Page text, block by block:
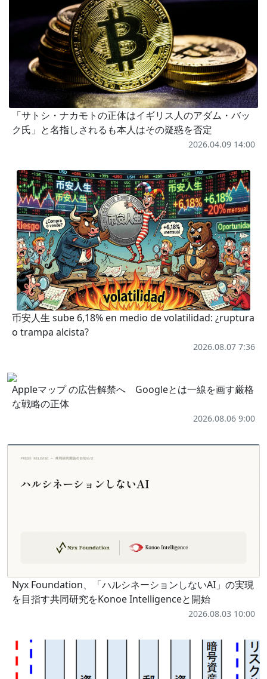
「サトシ・ナカモトの正体はイギリス人のアダム・バッ
ク氏」と名指しされるも本人はその疑惑を否定
2026.04.09 14:00
币安人生 sube 6,18% en medio de volatilidad: ¿ruptura
o trampa alcista?
2026.08.07 7:36
Appleマップ の広告解禁へ Googleとは一線を画す厳格
な戦略の正体
2026.08.06 9:00
Nyx Foundation、「ハルシネーションしないAI」の実現
を目指す共同研究をKonoe Intelligenceと開始
2026.08.03 10:00